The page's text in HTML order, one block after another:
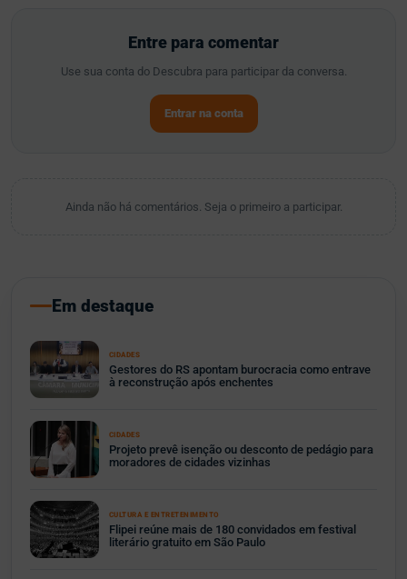
Entre para comentar
Use sua conta do Descubra para participar da conversa.
Entrar na conta
Ainda não há comentários. Seja o primeiro a participar.
Em destaque
CIDADES
Gestores do RS apontam burocracia como entrave
à reconstrução após enchentes
CIDADES
Projeto prevê isenção ou desconto de pedágio para
moradores de cidades vizinhas
CULTURA E ENTRETENIMENTO
Flipei reúne mais de 180 convidados em festival
literário gratuito em São Paulo